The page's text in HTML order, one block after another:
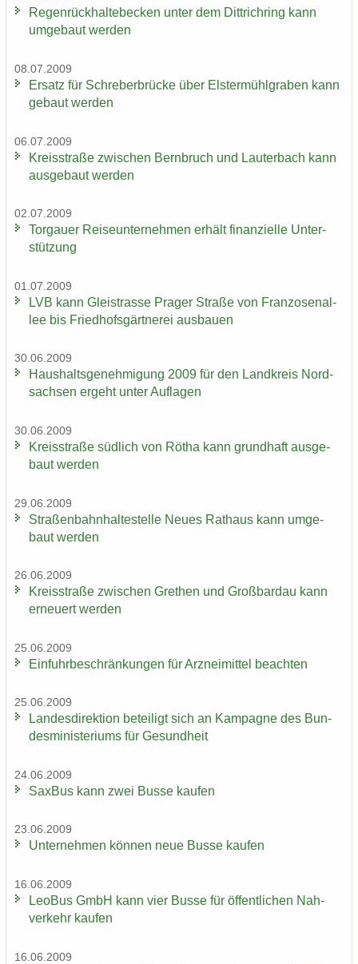
Re­gen­rück­hal­te­be­cken unter dem Dittrich­ring kann
um­ge­baut wer­den
08.07.2009
Er­satz für Schre­ber­brü­cke über Els­ter­mühl­gra­ben kann
ge­baut wer­den
06.07.2009
Kreis­stra­ße zwi­schen Bern­bruch und Lau­ter­bach kann
aus­ge­baut wer­den
02.07.2009
Tor­gau­er Rei­se­un­ter­neh­men er­hält fi­nan­zi­el­le Un­ter­
stüt­zung
01.07.2009
LVB kann Gleis­tras­se Pra­ger Stra­ße von Fran­zo­sen­al­
lee bis Fried­hofs­gärt­ne­rei aus­bau­en
30.06.2009
Haus­halts­ge­neh­mi­gung 2009 für den Land­kreis Nord­
sach­sen er­geht unter Auf­la­gen
30.06.2009
Kreis­stra­ße süd­lich von Rötha kann grund­haft aus­ge­
baut wer­den
29.06.2009
Stra­ßen­bahn­hal­te­stel­le Neues Rat­haus kann um­ge­
baut wer­den
26.06.2009
Kreis­stra­ße zwi­schen Gre­then und Groß­bardau kann
er­neu­ert wer­den
25.06.2009
Ein­fuhr­be­schrän­kun­gen für Arz­nei­mit­tel be­ach­ten
25.06.2009
Lan­des­di­rek­ti­on be­tei­ligt sich an Kam­pa­gne des Bun­
des­mi­nis­te­ri­ums für Ge­sund­heit
24.06.2009
Sax­Bus kann zwei Busse kau­fen
23.06.2009
Un­ter­neh­men kön­nen neue Busse kau­fen
16.06.2009
LeoBus GmbH kann vier Busse für öf­fent­li­chen Nah­
ver­kehr kau­fen
16.06.2009